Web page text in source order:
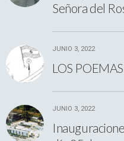
Señora del
JUNIO 3, 2022
LOS
JUNIO 3, 2022